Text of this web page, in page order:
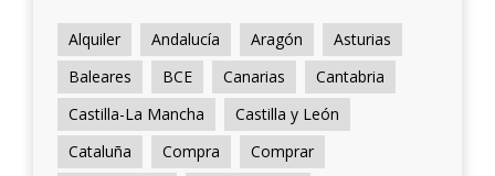
Alquiler Andalucía Aragón
Asturias
Baleares
BCE Canarias
Cantabria
Castilla-La Mancha
Castilla y León
Cataluña
Compra
Comprar